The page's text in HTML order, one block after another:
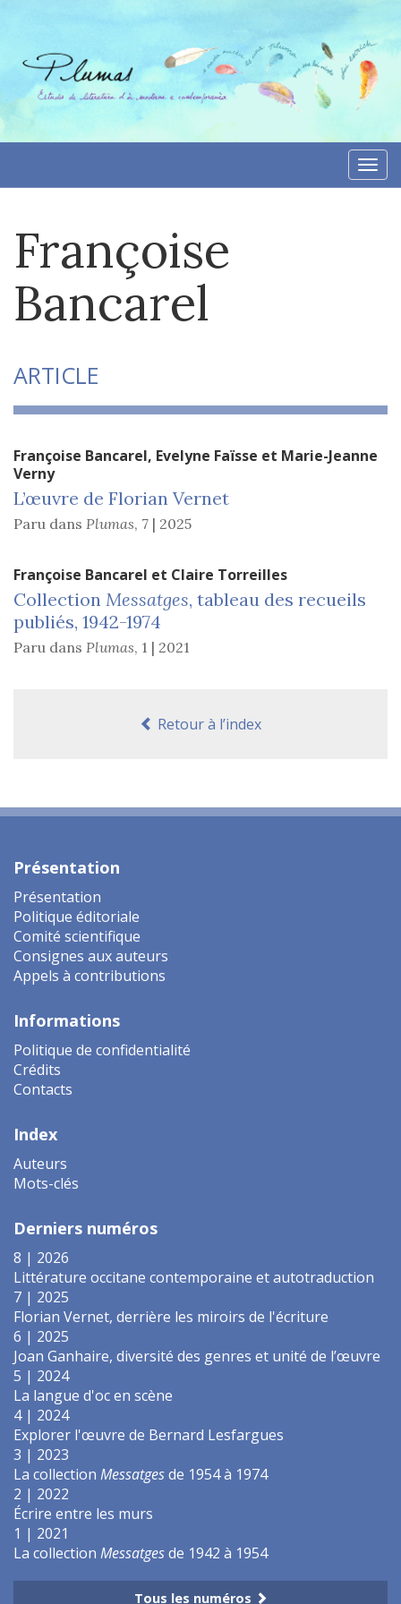
contenu
Françoise
Bancarel
ARTICLE
Françoise Bancarel, Evelyne Faïsse et Marie-Jeanne
Verny
L’œuvre de Florian Vernet
Paru dans Plumas, 7 | 2025
Françoise Bancarel et Claire Torreilles
Collection Messatges, tableau des recueils
publiés, 1942-1974
Paru dans Plumas, 1 | 2021
Retour à l’index
Présentation
Présentation
Politique éditoriale
Comité scientifique
Consignes aux auteurs
Appels à contributions
Informations
Politique de confidentialité
Crédits
Contacts
Index
Auteurs
Mots-clés
Derniers numéros
8 | 2026
Littérature occitane contemporaine et autotraduction
7 | 2025
Florian Vernet, derrière les miroirs de l'écriture
6 | 2025
Joan Ganhaire, diversité des genres et unité de l’œuvre
5 | 2024
La langue d'oc en scène
4 | 2024
Explorer l'œuvre de Bernard Lesfargues
3 | 2023
La collection Messatgesde 1954 à 1974
2 | 2022
Écrire entre les murs
1 | 2021
La collection Messatgesde 1942 à 1954
Tous les numéros